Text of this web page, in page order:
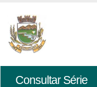
Consultar Série